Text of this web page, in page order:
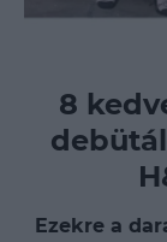
8
Ezekre a